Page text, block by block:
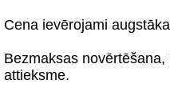
Cena ievērojami
Bezmaksas
attieksme.